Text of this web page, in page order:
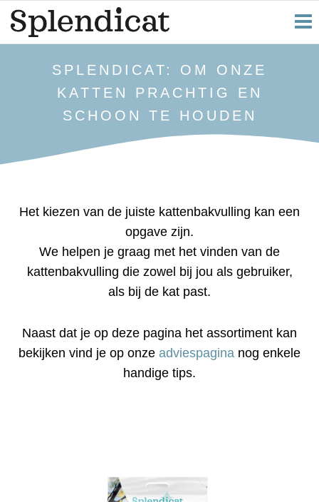
SPLENDICAT: OM ONZE
KATTEN PRACHTIG EN
SCHOON TE HOUDEN
Het kiezen van de juiste kattenbakvulling kan een
opgave zijn.
We helpen je graag met het vinden van de
kattenbakvulling die zowel bij jou als gebruiker,
als bij de kat past.
Naast dat je op deze pagina het assortiment kan
bekijken vind je op onze adviespagina nog enkele
handige tips.